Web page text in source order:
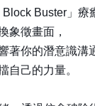
Buster」療
象徵畫面，
著你的潛意識溝
自己的力量。